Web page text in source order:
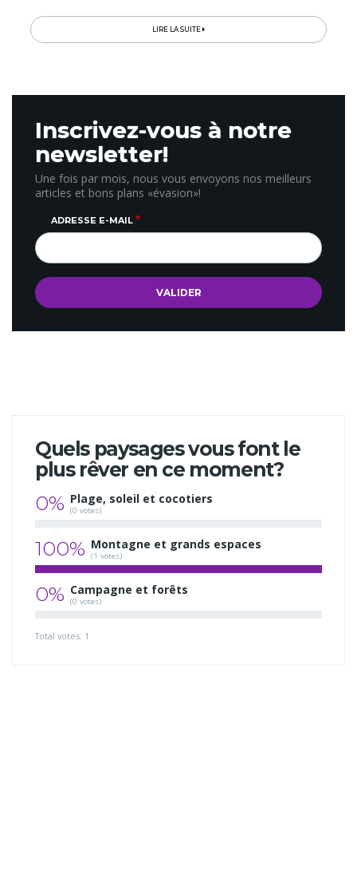
LIRE LA SUITE
Inscrivez-vous à notre
newsletter!
Une fois par mois, nous vous envoyons nos meilleurs
articles et bons plans «évasion»!
ADRESSE E-MAIL
Quels paysages vous font le
plus rêver en ce moment?
0% Plage, soleil et cocotiers
(0 votes)
100% Montagne et grands espaces
(1 votes)
0% Campagne et forêts
(0 votes)
Total votes: 1